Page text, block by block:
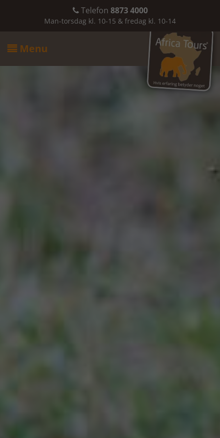
Telefon 8873 4000
Man-torsdag kl. 10-15 & fredag kl. 10-14
 Menu